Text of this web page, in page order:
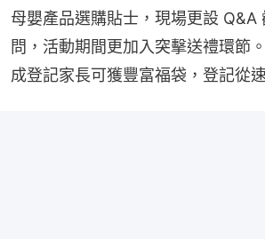
母嬰產品選購貼士，現場更設 Q&A
問，活動期間更加入突擊送禮環節
成登記家長可獲豐富福袋，登記從